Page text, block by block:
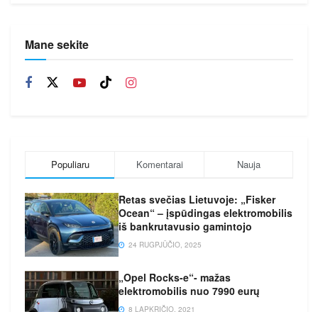
Mane sekite
Populiaru Komentarai Nauja
Retas svečias Lietuvoje: „Fisker
Ocean“ – įspūdingas elektromobilis
iš bankrutavusio gamintojo
24 RUGPJŪČIO, 2025
„Opel Rocks-e“- mažas
elektromobilis nuo 7990 eurų
8 LAPKRIČIO, 2021